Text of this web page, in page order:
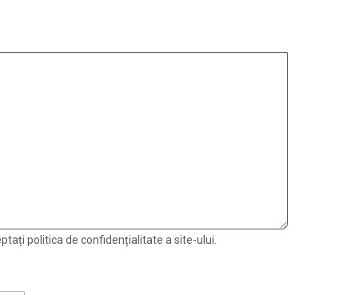
politica de confidențialitate a site-ului.